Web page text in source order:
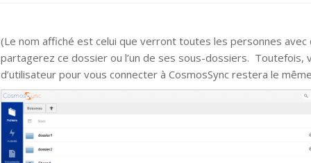
(Le nom affiché est celui que verront toutes les personnes avec
partagerez ce dossier ou l’un de ses sous-dossiers. Toutefois,
d’utilisateur pour vous connecter à CosmosSync restera le